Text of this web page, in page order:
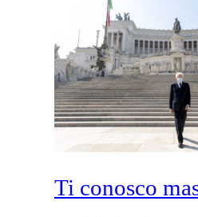
Ti conosco